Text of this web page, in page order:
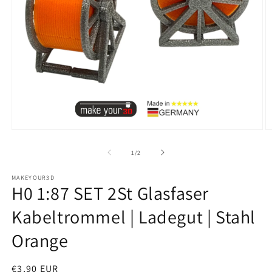
1 /von
2
MAKEYOUR3D
H0 1:87 SET 2St Glasfaser
Kabeltrommel | Ladegut | Stahl
Orange
Normaler
€3,90 EUR